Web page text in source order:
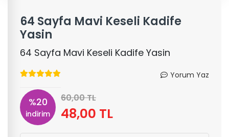
64 Sayfa Mavi Keseli Kadife
Yasin
64 Sayfa Mavi Keseli Kadife Yasin
Yorum Yaz
%20
indirim
60,00 TL
48,00 TL